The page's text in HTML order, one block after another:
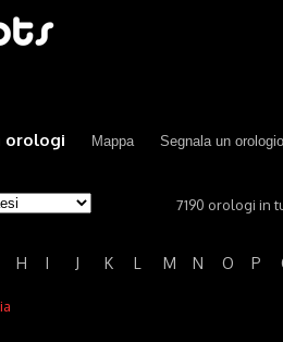
orologi Mappa Segnala un orologio
7190 orologi in
H I J K L M N O P